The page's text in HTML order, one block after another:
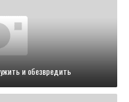
и обезвредить